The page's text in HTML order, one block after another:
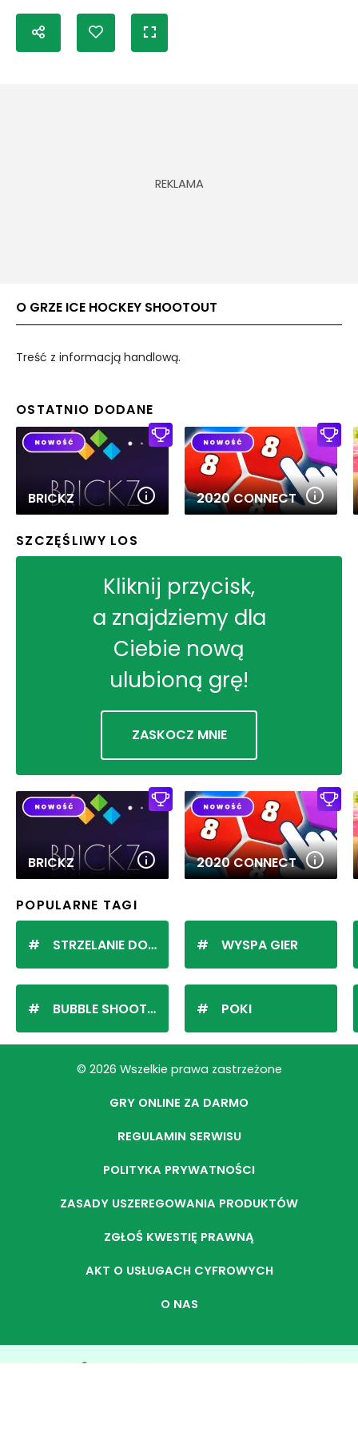
O GRZE ICE HOCKEY SHOOTOUT
Treść z informacją handlową.
OSTATNIO DODANE
BRICKZ 2020 CONNECT
SZCZĘŚLIWY LOS
Kliknij przycisk,
a znajdziemy dla
Ciebie nową
ulubioną grę!
ZASKOCZ MNIE
BRICKZ 2020 CONNECT
POPULARNE TAGI
STRZELANIE DO KULEK
BUBBLE SHOOTER
WYSPA GIER
POKI
© 2026 Wszelkie prawa zastrzeżone
GRY ONLINE ZA DARMO
REGULAMIN SERWISU
POLITYKA PRYWATNOŚCI
ZASADY USZEREGOWANIA PRODUKTÓW
ZGŁOŚ KWESTIĘ PRAWNĄ
AKT O USŁUGACH CYFROWYCH
O NAS